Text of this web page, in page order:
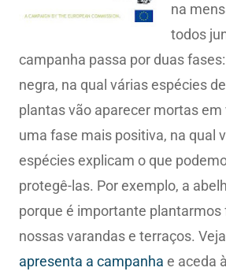
na
todos
campanha passa por duas
negra, na qual várias espécies
plantas vão aparecer mortas em
uma fase mais positiva, na qual
espécies explicam o que
protegê-las. Por exemplo, a
porque é importante plantarmos
nossas varandas e terraços.
apresenta a campanha e aceda à